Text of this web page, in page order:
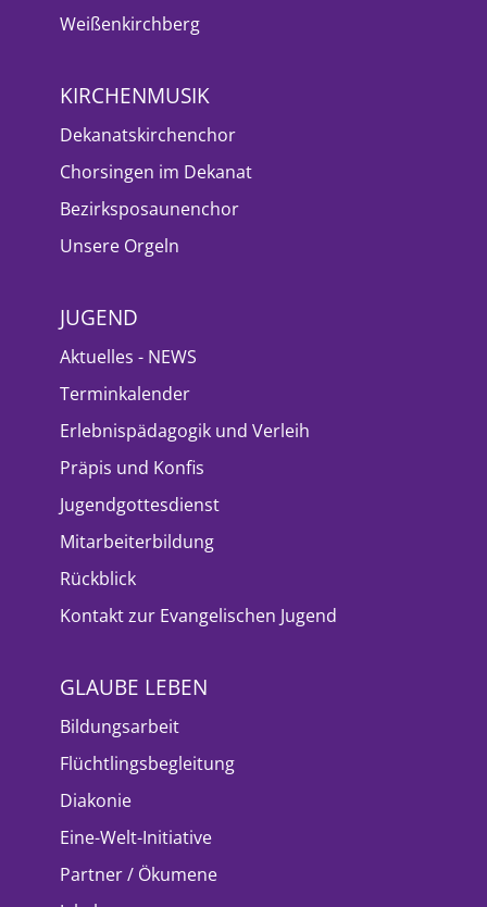
Weißenkirchberg
KIRCHENMUSIK
Dekanatskirchenchor
Chorsingen im Dekanat
Bezirksposaunenchor
Unsere Orgeln
JUGEND
Aktuelles - NEWS
Terminkalender
Erlebnispädagogik und Verleih
Präpis und Konfis
Jugendgottesdienst
Mitarbeiterbildung
Rückblick
Kontakt zur Evangelischen Jugend
GLAUBE LEBEN
Bildungsarbeit
Flüchtlingsbegleitung
Diakonie
Eine-Welt-Initiative
Partner / Ökumene